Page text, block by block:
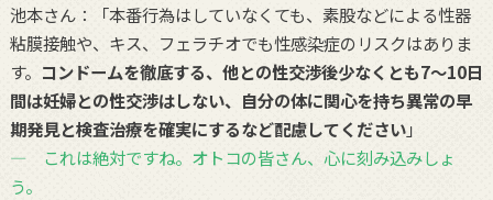
池本さん：「本番行為はしていなくても、素股などによる性器
粘膜接触や、キス、フェラチオでも性感染症のリスクはありま
す。 コンドームを徹底する、他との性交渉後少なくとも7～10日
間は妊婦との性交渉はしない、自分の体に関心を持ち異常の早
期発見と検査治療を確実にするなど配慮してください」
― これは絶対ですね。オトコの皆さん、心に刻み込みしょ
う。